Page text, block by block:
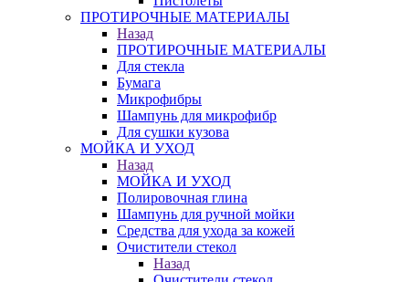
ПРОТИРОЧНЫЕ МАТЕРИАЛЫ
Назад
ПРОТИРОЧНЫЕ МАТЕРИАЛЫ
Для стекла
Бумага
Микрофибры
Шампунь для микрофибр
Для сушки кузова
МОЙКА И УХОД
Назад
МОЙКА И УХОД
Полировочная глина
Шампунь для ручной мойки
Средства для ухода за кожей
Очистители стекол
Назад